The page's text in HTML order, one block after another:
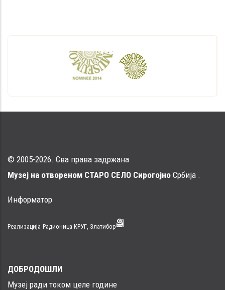
© 2005-2026. Сва права задржана
Музеј на отвореном СТАРО СЕЛО Сирогојно Србија .
Информатор
Реализација Радионица КРУГ, Златибор
ДОБРОДОШЛИ
Музеј ради током целе године